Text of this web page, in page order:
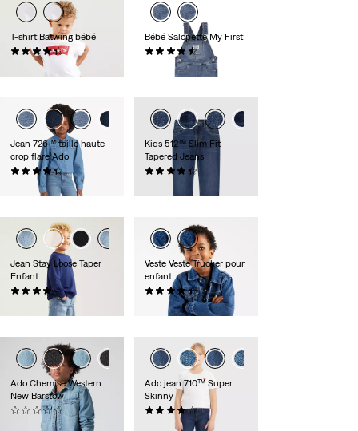
T-shirt Batwing bébé
(29)
14,00 €
Bébé Salopette My First
55,00 €
Jean 726™ taille haute
crop flare Ado
(31)
50,00 €
Kids 512™ Slim Fit
Tapered Jeans
35,00 €
Jean Stay Loose Taper
Enfant
(13)
Veste Veste Trucker pour
enfant
(13)
65,00 €
Ado Chemise Western
New Barstow
(0)
55,00 €
Ado jean 710™ Super
Skinny
(37)
40,00 €